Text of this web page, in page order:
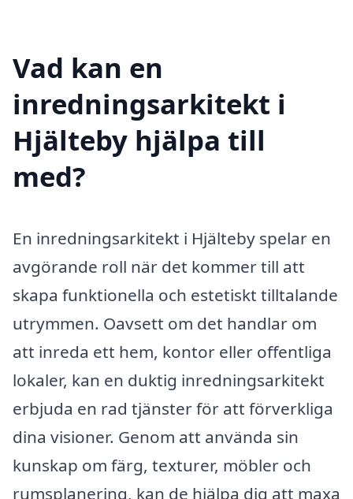
Vad kan en
inredningsarkitekt i
Hjälteby hjälpa till
med?
En inredningsarkitekt i Hjälteby spelar en
avgörande roll när det kommer till att
skapa funktionella och estetiskt tilltalande
utrymmen. Oavsett om det handlar om
att inreda ett hem, kontor eller offentliga
lokaler, kan en duktig inredningsarkitekt
erbjuda en rad tjänster för att förverkliga
dina visioner. Genom att använda sin
kunskap om färg, texturer, möbler och
rumsplanering, kan de hjälpa dig att maxa